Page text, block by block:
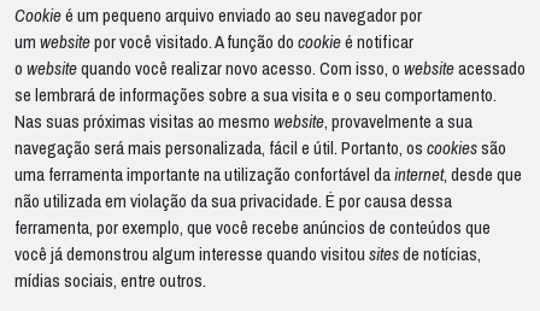
Cookieé um pequeno arquivo enviado ao seu navegador por
umwebsitepor você visitado. A função docookieé notificar
owebsitequando você realizar novo acesso. Com isso, owebsiteacessado
se lembrará de informações sobre a sua visita e o seu comportamento.
Nas suas próximas visitas ao mesmowebsite, provavelmente a sua
navegação será mais personalizada, fácil e útil. Portanto, oscookiessão
uma ferramenta importante na utilização confortável dainternet, desde que
não utilizada em violação da sua privacidade. É por causa dessa
ferramenta, por exemplo, que você recebe anúncios de conteúdos que
você já demonstrou algum interesse quando visitousitesde notícias,
mídias sociais, entre outros.